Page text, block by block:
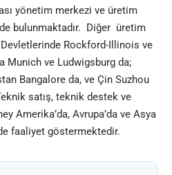
yönetim merkezi ve üretim
bulunmaktadır. Diğer üretim
Rockford-Illinois ve
Munich ve Ludwigsburg da;
Bangalore da, ve Çin Suzhou
satış, teknik destek ve
Amerika’da, Avrupa’da ve Asya
faaliyet göstermektedir.